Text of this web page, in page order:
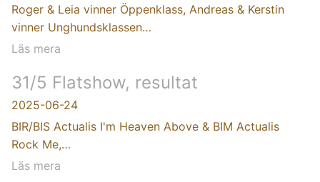
Roger & Leia vinner Öppenklass, Andreas & Kerstin
vinner Unghundsklassen…
Läs mera
31/5 Flatshow, resultat
2025-06-24
BIR/BIS Actualis I'm Heaven Above & BIM Actualis
Rock Me,…
Läs mera